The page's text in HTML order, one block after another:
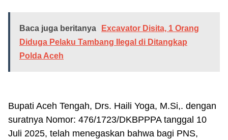
Baca juga beritanya
Excavator Disita, 1 Orang
Diduga Pelaku Tambang Ilegal di Ditangkap
Polda Aceh
Bupati Aceh Tengah, Drs. Haili Yoga, M.Si,. dengan
suratnya Nomor: 476/1723/DKBPPPA tanggal 10
Juli 2025, telah menegaskan bahwa bagi PNS,